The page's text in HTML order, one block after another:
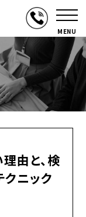
MENU
由と、検
ニック